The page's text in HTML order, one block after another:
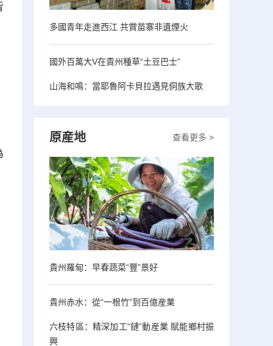
多國青年走進西江 共賞苗寨非遺煙火
國外百萬大V在貴州種草“土豆巴士”
山海和鳴：當耶魯阿卡貝拉遇見侗族大歌
查看更多 >
原産地
貴州羅甸：早春蔬菜“豐”景好
貴州赤水：從“一根竹”到百億産業
六枝特區：精深加工“鏈”動産業 賦能鄉村振
興